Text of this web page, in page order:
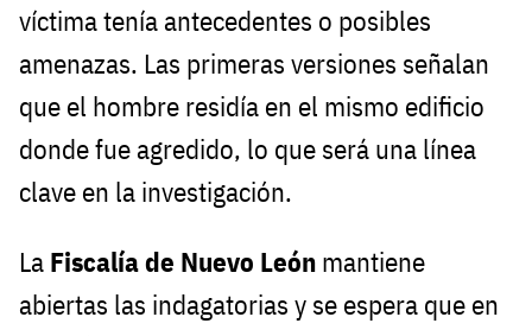
víctima tenía antecedentes o posibles
amenazas. Las primeras versiones señalan
que el hombre residía en el mismo edificio
donde fue agredido, lo que será una línea
clave en la investigación.
La Fiscalía de Nuevo León mantiene
abiertas las indagatorias y se espera que en